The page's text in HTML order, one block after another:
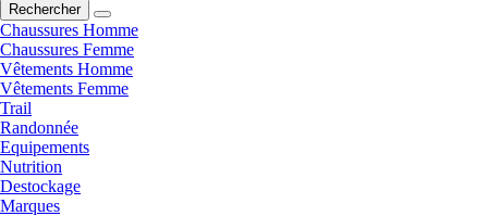
Rechercher
Chaussures Homme
Chaussures Femme
Vêtements Homme
Vêtements Femme
Trail
Randonnée
Equipements
Nutrition
Destockage
Marques